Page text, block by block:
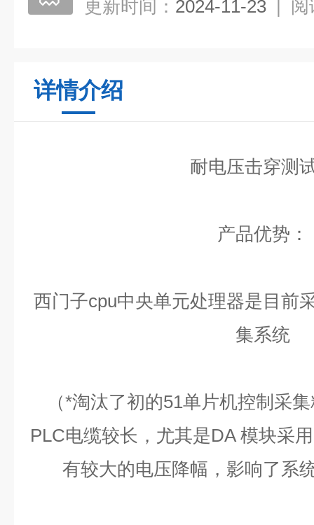
更新时间： 2024-11-23 | 阅
详情介绍
耐电压击穿测
产品优势：
西门子cpu中央单元处理器是目前
集系统
（*淘汰了初的51单片机控制采
PLC电缆较长，尤其是DA 模块采
有较大的电压降幅，影响了系